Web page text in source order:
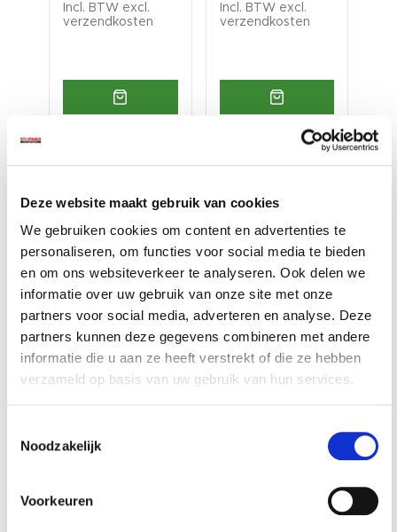
Deze website maakt gebruik van cookies
We gebruiken cookies om content en advertenties te
personaliseren, om functies voor social media te bieden
en om ons websiteverkeer te analyseren. Ook delen we
informatie over uw gebruik van onze site met onze
partners voor social media, adverteren en analyse. Deze
partners kunnen deze gegevens combineren met andere
informatie die u aan ze heeft verstrekt of die ze hebben
verzameld op basis van uw gebruik van hun services.
Noodzakelijk
Voorkeuren
Incl. BTW excl.
verzendkosten
Incl. BTW excl.
verzendkosten
Accessoires voor een nog
betere ervaring
Ratelsleutel met
€ 11,95